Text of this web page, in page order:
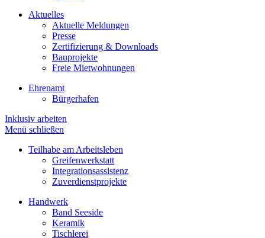
Aktuelles
Aktuelle Meldungen
Presse
Zertifizierung & Downloads
Bauprojekte
Freie Mietwohnungen
Ehrenamt
Bürgerhafen
Inklusiv arbeiten
Menü schließen
Teilhabe am Arbeitsleben
Greifenwerkstatt
Integrationsassistenz
Zuverdienstprojekte
Handwerk
Band Seeside
Keramik
Tischlerei